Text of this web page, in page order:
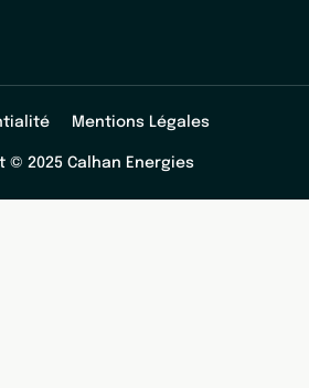
© 2025 Calhan Energies
Mentions Légales